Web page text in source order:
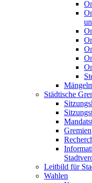
Städtische
Gremien
Leitbild für
Wahlen